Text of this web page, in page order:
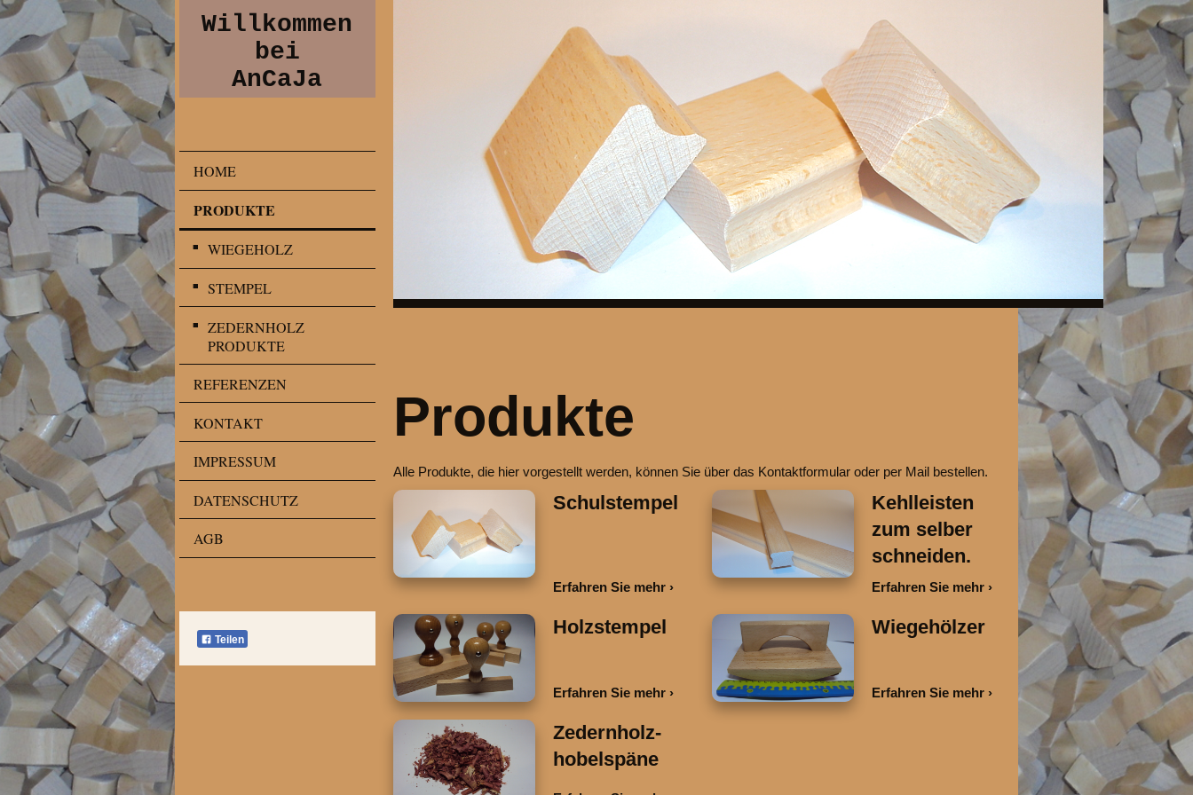
Willkommen
bei
AnCaJa
HOME
PRODUKTE
WIEGEHOLZ
STEMPEL
ZEDERNHOLZ
PRODUKTE
REFERENZEN
KONTAKT
IMPRESSUM
DATENSCHUTZ
AGB
Teilen
Produkte
Alle Produkte, die hier vorgestellt werden, können Sie über das Kontaktformular oder per Mail bestellen.
Schulstempel
Erfahren Sie mehr
Kehlleisten
zum selber
schneiden.
Erfahren Sie mehr
Holzstempel
Erfahren Sie mehr
Wiegehölzer
Erfahren Sie mehr
Zedernholz-
hobelspäne